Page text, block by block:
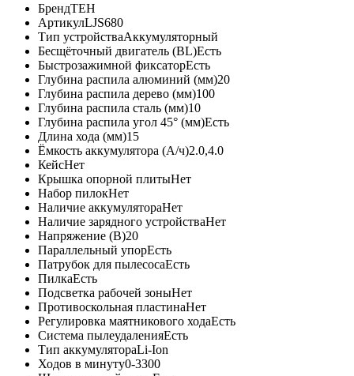
БрендTEH
АртикулLJS680
Тип устройстваАккумуляторный
Бесщёточный двигатель (BL)Есть
Быстрозажимной фиксаторЕсть
Глубина распила алюминий (мм)20
Глубина распила дерево (мм)100
Глубина распила сталь (мм)10
Глубина распила угол 45° (мм)Есть
Длина хода (мм)15
Ёмкость аккумулятора (А/ч)2.0,4.0
КейсНет
Крышка опорной плитыНет
Набор пилокНет
Наличие аккумулятораНет
Наличие зарядного устройстваНет
Напряжение (В)20
Параллельный упорЕсть
Патрубок для пылесосаЕсть
ПилкаЕсть
Подсветка рабочей зоныНет
Противоскольная пластинаНет
Регулировка маятникового ходаЕсть
Система пылеудаленияЕсть
Тип аккумулятораLi-Ion
Ходов в минуту0-3300